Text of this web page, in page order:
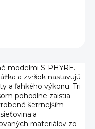
modelmi S-PHYRE.
a zvršok nastavujú
a ľahkého výkonu. Tri
pohodlne zaistia
šetrnejším
a
materiálov zo